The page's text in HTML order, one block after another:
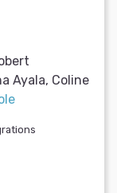
Ayala, Coline